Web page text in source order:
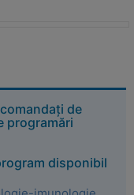
de
programări
disponibil